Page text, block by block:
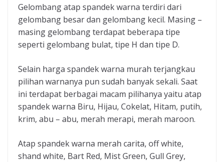
Gelombang atap spandek warna terdiri dari
gelombang besar dan gelombang kecil. Masing –
masing gelombang terdapat beberapa tipe
seperti gelombang bulat, tipe H dan tipe D.
Selain harga spandek warna murah terjangkau
pilihan warnanya pun sudah banyak sekali. Saat
ini terdapat berbagai macam pilihanya yaitu atap
spandek warna Biru, Hijau, Cokelat, Hitam, putih,
krim, abu – abu, merah merapi, merah maroon.
Atap spandek warna merah carita, off white,
shand white, Bart Red, Mist Green, Gull Grey,